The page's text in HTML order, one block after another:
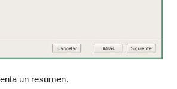
un resumen.